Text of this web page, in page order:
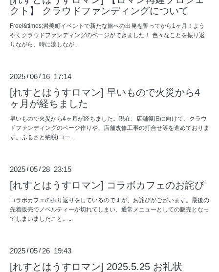
クト】 クラウドファンディングについて
Free!&times;岩美町イベントで新たな旅への出発を誓ってから1ヶ月！よう
やくクラウドファンディングのページができました！ 色々なことを振り返
りながら、時に涙しなが...
2025 /06 / 16 17:14
[れすとはうすロマン] 早いもので火災から4
ヶ月が経ちました
早いもので火災から4ヶ月が経ちました。現在、店舗復旧に向けて、クラウ
ドファンディングのページ作りや、店舗改修工事の打合せ等を進めておりま
す。ふるさと納税(コー...
2025 /05 / 28 23:15
[れすとはうすロマン] コラボカフェのお詫び
コラボカフェの振り返りをしているのですが、お詫びがございます。最後の
先着販売でノベルティーが切れてしまい、通常メニューとしての販売となっ
てしまいましたこと。...
2025 /05 / 26 19:43
[れすとはうすロマン] 2025.5.25 お礼状